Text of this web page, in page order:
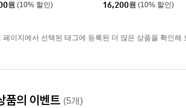
원 (10% 할인)
16,200원 (10% 할인)
페이지에서 선택된 태그에 등록된 더 많은 상품을 확인해
품의 이벤트 (5개)